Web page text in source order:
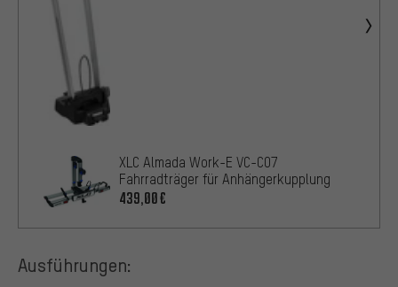
XLC Almada Work-E VC-C07
Fahrradträger für Anhängerkupplung
439,00€
Ausführungen: